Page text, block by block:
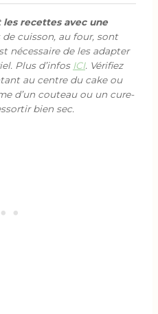
recettes avec une
cuisson, au four, sont
nécessaire de les adapter
Plus d’infos ICI. Vérifiez
au centre du cake ou
d’un couteau ou un cure-
bien sec.